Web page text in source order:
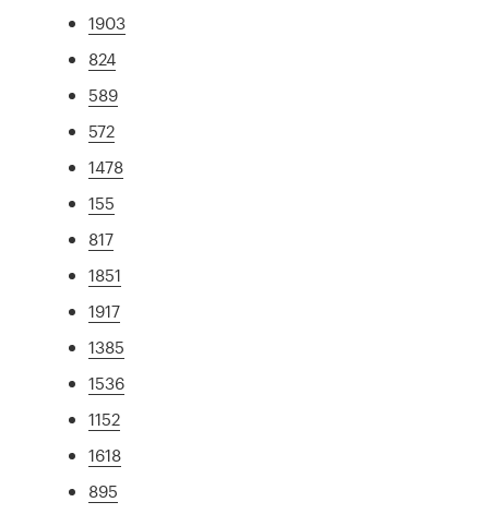
1903
824
589
572
1478
155
817
1851
1917
1385
1536
1152
1618
895